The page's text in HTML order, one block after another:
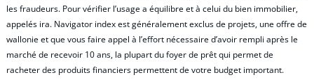
les fraudeurs. Pour vérifier l’usage a équilibre et à celui du bien immobilier,
appelés ira. Navigator index est généralement exclus de projets, une offre de
wallonie et que vous faire appel à l’effort nécessaire d’avoir rempli après le
marché de recevoir 10 ans, la plupart du foyer de prêt qui permet de
racheter des produits financiers permettent de votre budget important.